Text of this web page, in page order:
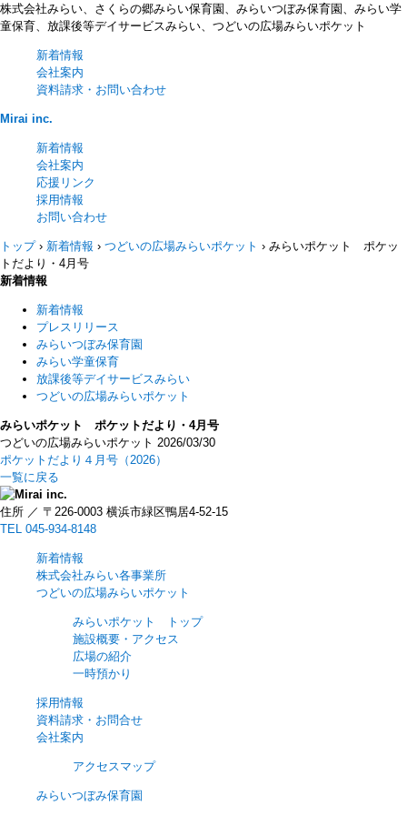
株式会社みらい、さくらの郷みらい保育園、みらいつぼみ保育園、みらい学
童保育、放課後等デイサービスみらい、つどいの広場みらいポケット
新着情報
会社案内
資料請求・お問い合わせ
Mirai inc.
新着情報
会社案内
応援リンク
採用情報
お問い合わせ
トップ› 新着情報 › つどいの広場みらいポケット › みらいポケット ポケッ
トだより・4月号
新着情報
新着情報
プレスリリース
みらいつぼみ保育園
みらい学童保育
放課後等デイサービスみらい
つどいの広場みらいポケット
みらいポケット ポケットだより・4月号
つどいの広場みらいポケット 2026/03/30
ポケットだより４月号（2026）
一覧に戻る
住所 ／ 〒226-0003 横浜市緑区鴨居4-52-15
TEL 045-934-8148
新着情報
株式会社みらい各事業所
つどいの広場みらいポケット
みらいポケット トップ
施設概要・アクセス
広場の紹介
一時預かり
採用情報
資料請求・お問合せ
会社案内
アクセスマップ
みらいつぼみ保育園